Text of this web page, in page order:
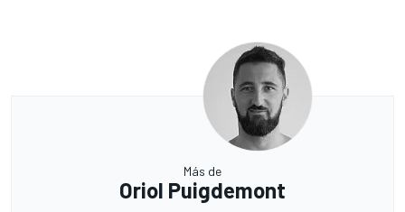
Más de
Oriol Puigdemont